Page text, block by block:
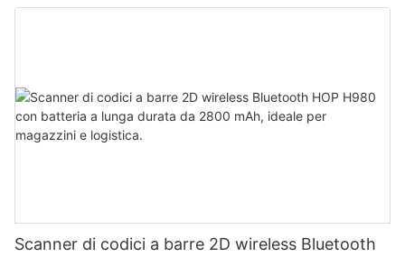
Scanner di codici a barre 2D wireless Bluetooth